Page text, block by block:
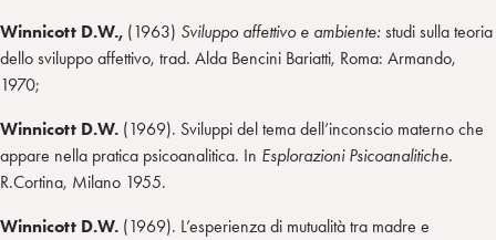
Winnicott D.W., (1963) Sviluppo affettivo e ambiente: studi sulla teoria
dello sviluppo affettivo, trad. Alda Bencini Bariatti, Roma: Armando,
1970;
Winnicott D.W. (1969). Sviluppi del tema dell’inconscio materno che
appare nella pratica psicoanalitica. In Esplorazioni Psicoanalitiche.
R.Cortina, Milano 1955.
Winnicott D.W. (1969). L’esperienza di mutualità tra madre e